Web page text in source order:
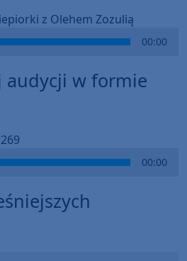
z Olehem Zozulią
00:00
audycji w formie
00:00